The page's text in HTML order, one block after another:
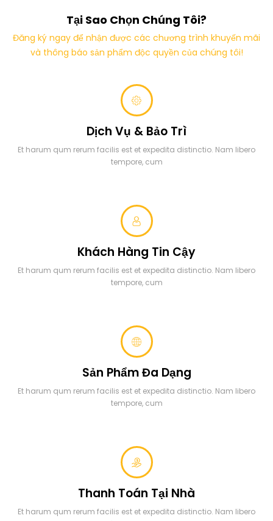
Tại Sao Chọn Chúng Tôi?
Đăng ký ngay để nhận được các chương trình khuyến mãi
và thông báo sản phẩm độc quyền của chúng tôi!
Dịch Vụ & Bảo Trì
Et harum qum rerum facilis est et expedita distinctio. Nam libero
tempore, cum
Khách Hàng Tin Cậy
Et harum qum rerum facilis est et expedita distinctio. Nam libero
tempore, cum
Sản Phẩm Đa Dạng
Et harum qum rerum facilis est et expedita distinctio. Nam libero
tempore, cum
Thanh Toán Tại Nhà
Et harum qum rerum facilis est et expedita distinctio. Nam libero